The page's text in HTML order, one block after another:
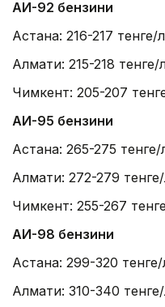
АИ-92 бензини
Астана: 216-217 тенге/
Алмати: 215-218 тенге/
Чимкент: 205-207
АИ-95 бензини
Астана: 265-275 тенге/
Алмати: 272-279
Чимкент: 255-267
АИ-98 бензини
Астана: 299-320
Алмати: 310-340